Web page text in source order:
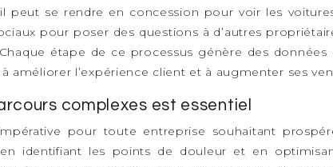
peut se rendre en concession pour voir les
pour poser des questions à d’autres
étape de ce processus génère des
l’expérience client et à augmenter ses
complexes est essentiel
pour toute entreprise souhaitant
en identifiant les points de douleur et en